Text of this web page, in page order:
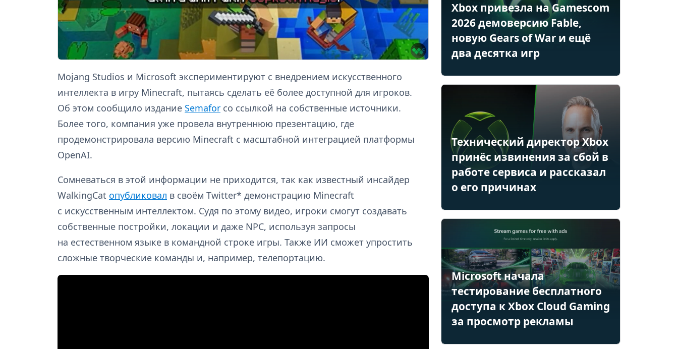
Mojang Studios и Microsoft экспериментируют с внедрением искусственного
интеллекта в игру Minecraft, пытаясь сделать её более доступной для игроков.
Об этом сообщило издание Semafor со ссылкой на собственные источники.
Более того, компания уже провела внутреннюю презентацию, где
продемонстрировала версию Minecraft с масштабной интеграцией платформы
OpenAI.
Сомневаться в этой информации не приходится, так как известный инсайдер
WalkingCat опубликовал в своём Twitter* демонстрацию Minecraft
с искусственным интеллектом. Судя по этому видео, игроки смогут создавать
собственные постройки, локации и даже NPC, используя запросы
на естественном языке в командной строке игры. Также ИИ сможет упростить
сложные творческие команды и, например, телепортацию.
Xbox привезла на Gamescom
2026 демоверсию Fable,
новую Gears of War и ещё
два десятка игр
Технический директор Xbox
принёс извинения за сбой в
работе сервиса и рассказал
о его причинах
Microsoft начала
тестирование бесплатного
доступа к Xbox Cloud Gaming
за просмотр рекламы